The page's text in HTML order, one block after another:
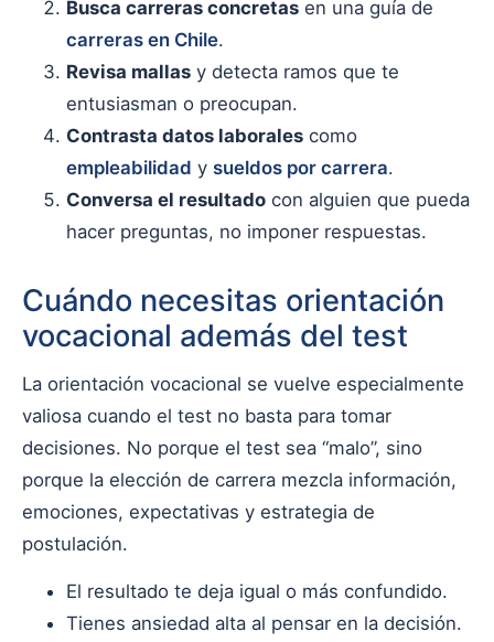
Busca carreras concretas en una guía de
carreras en Chile.
Revisa mallas y detecta ramos que te
entusiasman o preocupan.
Contrasta datos laborales como
empleabilidad y sueldos por carrera.
Conversa el resultado con alguien que pueda
hacer preguntas, no imponer respuestas.
Cuándo necesitas orientación
vocacional además del test
La orientación vocacional se vuelve especialmente
valiosa cuando el test no basta para tomar
decisiones. No porque el test sea “malo”, sino
porque la elección de carrera mezcla información,
emociones, expectativas y estrategia de
postulación.
El resultado te deja igual o más confundido.
Tienes ansiedad alta al pensar en la decisión.